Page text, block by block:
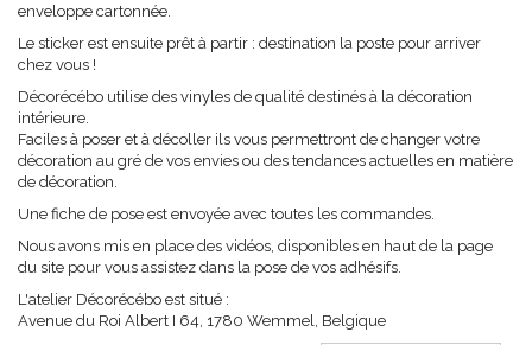
enveloppe cartonnée.
Le sticker est ensuite prêt à partir : destination la poste pour arriver
chez vous !
Décorécébo utilise des vinyles de qualité destinés à la décoration
intérieure.
Faciles à poser et à décoller ils vous permettront de changer votre
décoration au gré de vos envies ou des tendances actuelles en matière
de décoration.
Une fiche de pose est envoyée avec toutes les commandes.
Nous avons mis en place des vidéos, disponibles en haut de la page
du site pour vous assistez dans la pose de vos adhésifs.
L'atelier Décorécébo est situé :
Avenue du Roi Albert I 64, 1780 Wemmel, Belgique